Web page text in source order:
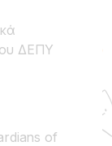
ΔΕΠΥ
of